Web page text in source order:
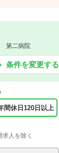
第二病院
条件を変更する
間休日120日以上
人を除く